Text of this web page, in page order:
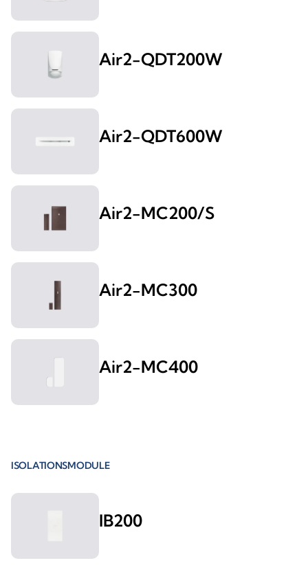
Air2-QDT200W
Air2-QDT600W
Air2-MC200/S
Air2-MC300
Air2-MC400
ISOLATIONSMODULE
IB200